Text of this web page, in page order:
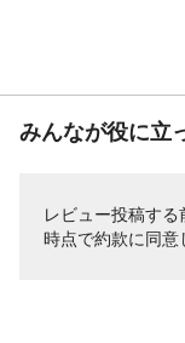
みんなが役に立
レビュー投稿する
時点で約款に同意